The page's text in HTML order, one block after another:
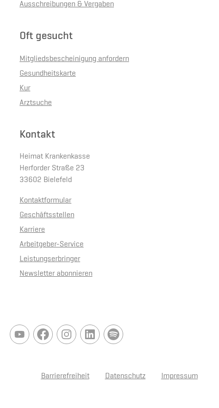
Ausschreibungen & Vergaben
Oft gesucht
Mitgliedsbescheinigung anfordern
Gesundheitskarte
Kur
Arztsuche
Kontakt
Heimat Krankenkasse
Herforder Straße 23
33602 Bielefeld
Kontaktformular
Geschäftsstellen
Karriere
Arbeitgeber-Service
Leistungserbringer
Newsletter abonnieren
Barrierefreiheit Datenschutz Impressum